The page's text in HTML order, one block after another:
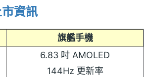
資訊
旗艦手機
6.83 吋 AMOLED
144Hz 更新率